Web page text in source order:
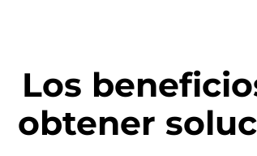
Los
obtener